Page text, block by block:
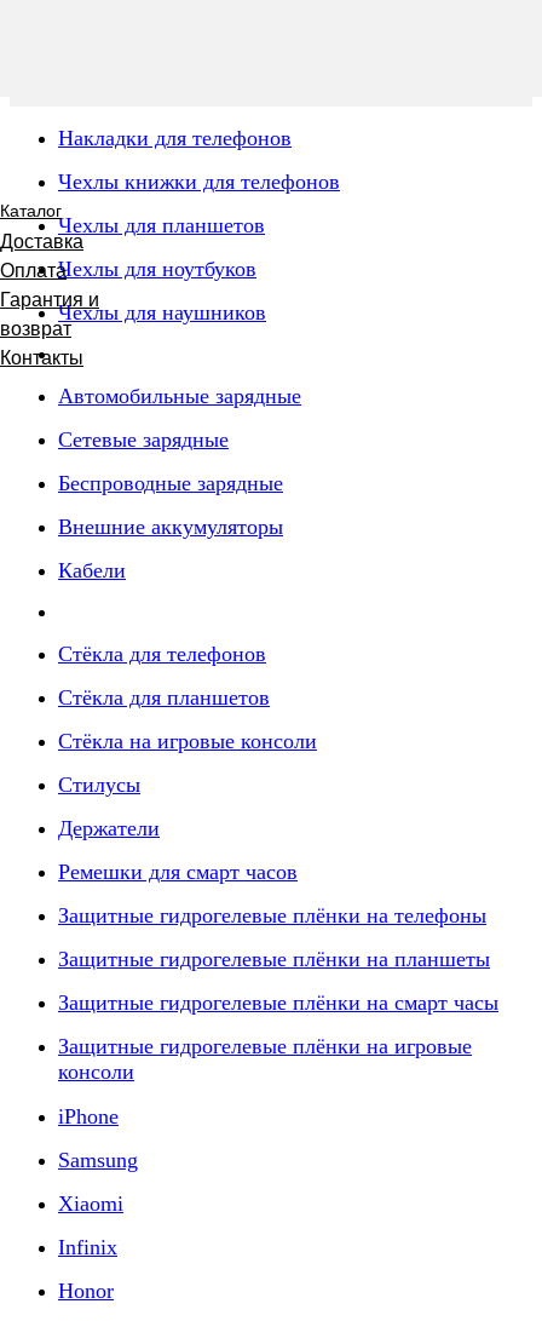
Каталог
Доставка
Оплата
Гарантия и
возврат
Контакты
Накладки для телефонов
Чехлы книжки для телефонов
Чехлы для планшетов
Чехлы для ноутбуков
Чехлы для наушников
Автомобильные зарядные
Сетевые зарядные
Беспроводные зарядные
Внешние аккумуляторы
Кабели
Стёкла для телефонов
Стёкла для планшетов
Стёкла на игровые консоли
Стилусы
Держатели
Ремешки для смарт часов
Защитные гидрогелевые плёнки на телефоны
Защитные гидрогелевые плёнки на планшеты
Защитные гидрогелевые плёнки на смарт часы
Защитные гидрогелевые плёнки на игровые
консоли
iPhone
Samsung
Xiaomi
Infinix
Honor